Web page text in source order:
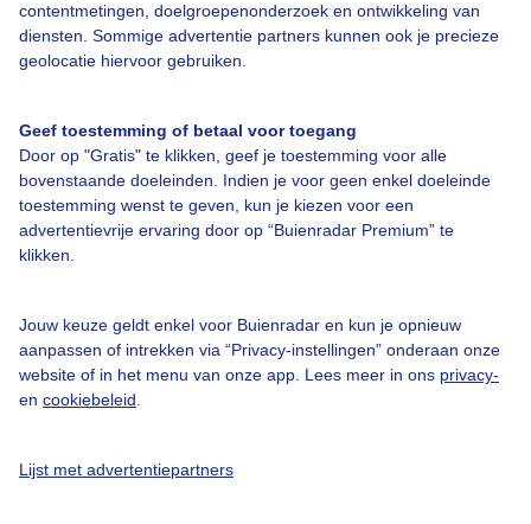
contentmetingen, doelgroepenonderzoek en ontwikkeling van
diensten. Sommige advertentie partners kunnen ook je precieze
geolocatie hiervoor gebruiken.
Geef toestemming of betaal voor toegang
Door op "Gratis" te klikken, geef je toestemming voor alle
bovenstaande doeleinden. Indien je voor geen enkel doeleinde
toestemming wenst te geven, kun je kiezen voor een
advertentievrije ervaring door op “Buienradar Premium” te
klikken.
Jouw keuze geldt enkel voor Buienradar en kun je opnieuw
aanpassen of intrekken via “Privacy-instellingen” onderaan onze
website of in het menu van onze app. Lees meer in ons privacy-
en cookiebeleid
Lijst met advertentiepartners
Over Buienradar
Veelgestelde vragen
Contact
Toegankelijkheid
Gebruikersvoorwaarden
Buienradar Team
Privacy beleid